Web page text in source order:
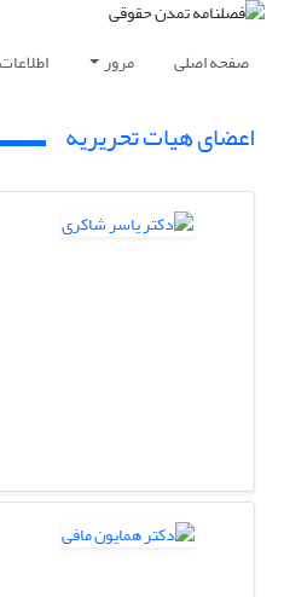
صفحه اصلی مرور
اعضای هیات تحریریه